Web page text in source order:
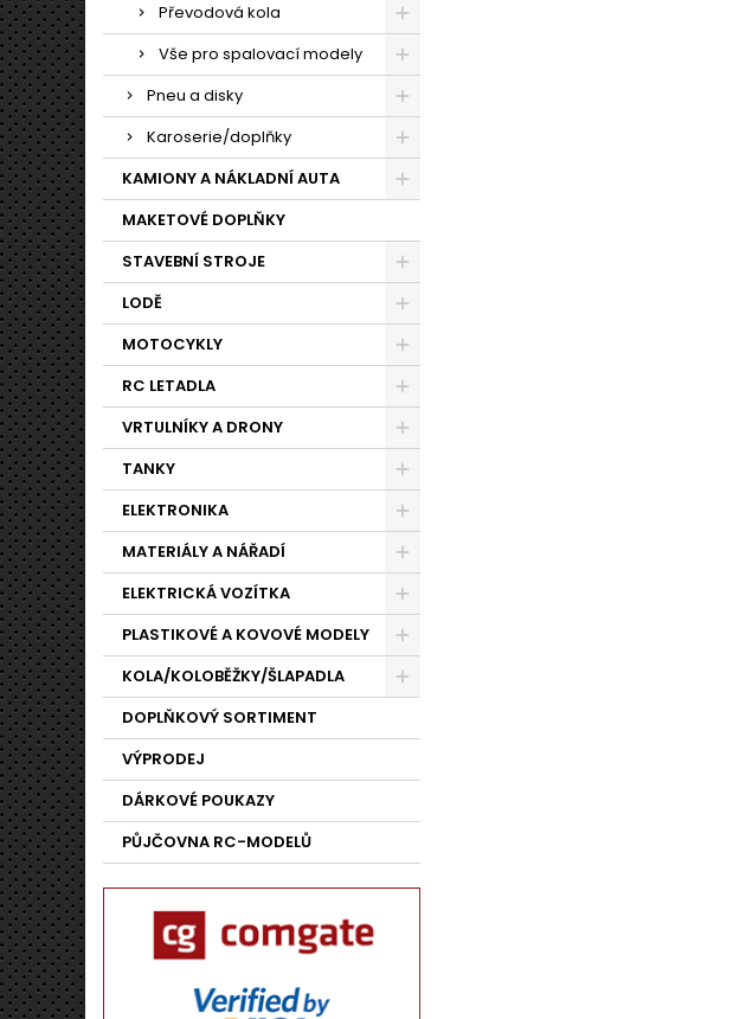
Převodová kola
Vše pro spalovací modely
Pneu a disky
Karoserie/doplňky
KAMIONY A NÁKLADNÍ AUTA
MAKETOVÉ DOPLŇKY
STAVEBNÍ STROJE
LODĚ
MOTOCYKLY
RC LETADLA
VRTULNÍKY A DRONY
TANKY
ELEKTRONIKA
MATERIÁLY A NÁŘADÍ
ELEKTRICKÁ VOZÍTKA
PLASTIKOVÉ A KOVOVÉ MODELY
KOLA/KOLOBĚŽKY/ŠLAPADLA
DOPLŇKOVÝ SORTIMENT
VÝPRODEJ
DÁRKOVÉ POUKAZY
PŮJČOVNA RC-MODELŮ